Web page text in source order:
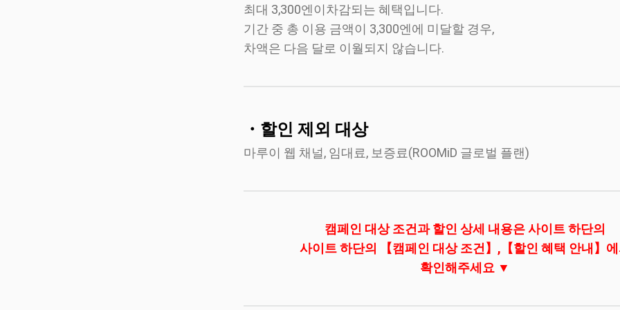
최대 3,300엔이차감되는 혜택입니다.
기간 중 총 이용 금액이 3,300엔에 미달할 경우,
차액은 다음 달로 이월되지 않습니다.
・할인 제외 대상
마루이 웹 채널, 임대료, 보증료(ROOMiD 글로벌 플랜)
캠페인 대상 조건과 할인 상세 내용은 사이트 하단의
사이트 하단의 【캠페인 대상 조건】,【할인 혜택 안내】
확인해주세요 ▼